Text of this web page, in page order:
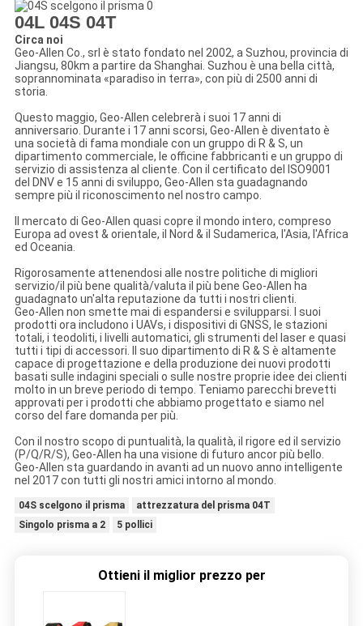
04L 04S 04T
Circa noi
Geo-Allen Co., srl è stato fondato nel 2002, a Suzhou, provincia di
Jiangsu, 80km a partire da Shanghai. Suzhou è una bella città,
soprannominata «paradiso in terra», con più di 2500 anni di
storia.
Questo maggio, Geo-Allen celebrerà i suoi 17 anni di
anniversario. Durante i 17 anni scorsi, Geo-Allen è diventato è
una società di fama mondiale con un gruppo di R & S, un
dipartimento commerciale, le officine fabbricanti e un gruppo di
servizio di assistenza al cliente. Con il certificato del ISO9001
del DNV e 15 anni di sviluppo, Geo-Allen sta guadagnando
sempre più il riconoscimento nel nostro campo.
Il mercato di Geo-Allen quasi copre il mondo intero, compreso
Europa ad ovest & orientale, il Nord & il Sudamerica, l'Asia, l'Africa
ed Oceania.
Rigorosamente attenendosi alle nostre politiche di migliori
servizio/il più bene qualità/valuta il più bene Geo-Allen ha
guadagnato un'alta reputazione da tutti i nostri clienti.
Geo-Allen non smette mai di espandersi e svilupparsi. I suoi
prodotti ora includono i UAVs, i dispositivi di GNSS, le stazioni
totali, i teodoliti, i livelli automatici, gli strumenti del laser e quasi
tutti i tipi di accessori. Il suo dipartimento di R & S è altamente
capace di progettazione e della produzione dei nuovi prodotti
basati sulle indagini speciali o sulle nostre proprie idee dei clienti
molto in un breve periodo di tempo. Teniamo parecchi brevetti
approvati per i prodotti che abbiamo progettato e siamo nel
corso del fare domanda per più.
Con il nostro scopo di puntualità, la qualità, il rigore ed il servizio
(P/Q/R/S), Geo-Allen ha una visione di futuro ancor più bello.
Geo-Allen sta guardando in avanti ad un nuovo anno intelligente
nel 2017 con tutti gli nostri amici intorno al mondo.
04S scelgono il prisma
attrezzatura del prisma 04T
Singolo prisma a 2
5 pollici
Ottieni il miglior prezzo per